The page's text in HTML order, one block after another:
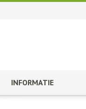
INFORMATIE